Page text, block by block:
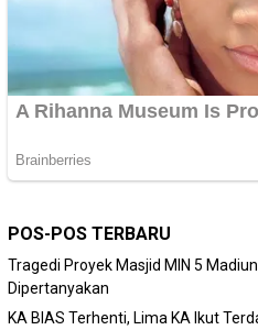
POS-POS TERBARU
Tragedi Proyek Masjid MIN 5
Dipertanyakan
KA BIAS Terhenti, Lima KA Ikut